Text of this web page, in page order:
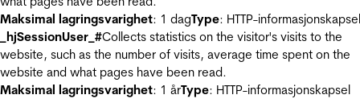
Maksimal lagringsvarighet: 1 dagType: HTTP-informasjonskapsel
_hjSessionUser_#Collects statistics on the visitor's visits to the
website, such as the number of visits, average time spent on the
website and what pages have been read.
Maksimal lagringsvarighet: 1 årType: HTTP-informasjonskapsel